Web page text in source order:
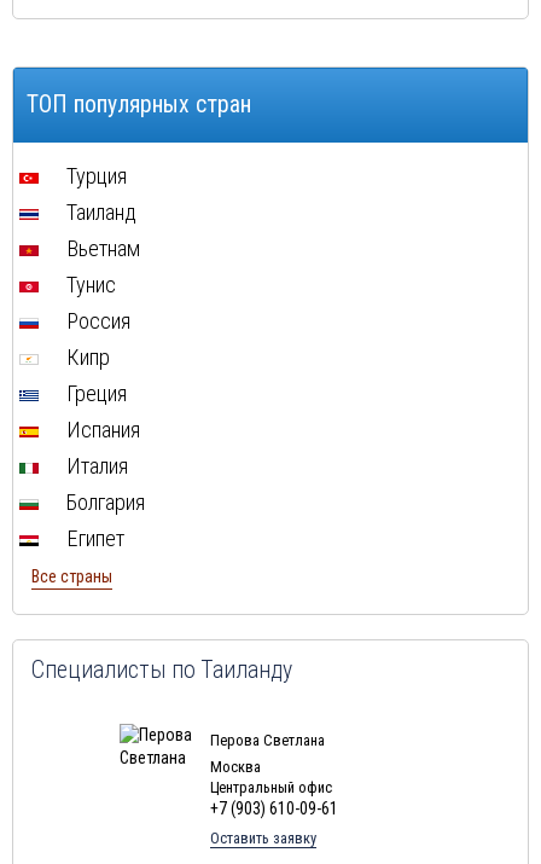
Отдых в Таиланде в июне
Туры в Португалию в августе
Туры в Кипр в августе
Туры в ОАЭ в августе
Туры в Финляндию в августе
Туры в Марокко в августе
Туры в
Туры в Россию в августе
Туры в Кубу в августе
Доминиканская Республика
Туры в Грецию в августе
Туры в Мальдивы в августе
ТОП популярных стран
Турция
Таиланд
Вьетнам
Тунис
Россия
Кипр
Греция
Испания
Италия
Болгария
Египет
Все страны
Специалисты по Таиланду
Перова Светлана
Москва
Центральный офис
+7 (903) 610-09-61
Оставить заявку